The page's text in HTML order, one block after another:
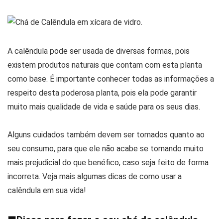
A calêndula pode ser usada de diversas formas, pois
existem produtos naturais que contam com esta planta
como base. É importante conhecer todas as informações a
respeito desta poderosa planta, pois ela pode garantir
muito mais qualidade de vida e saúde para os seus dias.
Alguns cuidados também devem ser tomados quanto ao
seu consumo, para que ele não acabe se tornando muito
mais prejudicial do que benéfico, caso seja feito de forma
incorreta. Veja mais algumas dicas de como usar a
calêndula em sua vida!